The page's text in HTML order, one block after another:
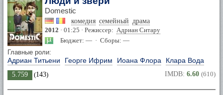
Domestic
комедия семейный драма
2012 · 01:25 · Режиссер: Адриан Ситару
Бюджет: — · Сборы: —
Главные роли:
Адриан Титьени Георге Ифрим Иоана Флора Клара Вода
5.759 (143) IMDB: 6.60 (610)